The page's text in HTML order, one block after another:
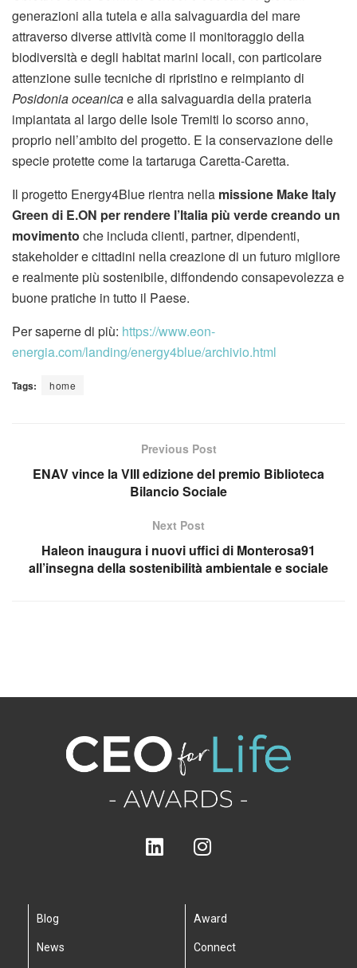
generazioni alla tutela e alla salvaguardia del mare
attraverso diverse attività come il monitoraggio della
biodiversità e degli habitat marini locali, con particolare
attenzione sulle tecniche di ripristino e reimpianto di
Posidonia oceanicae alla salvaguardia della prateria
impiantata al largo delle Isole Tremiti lo scorso anno,
proprio nell’ambito del progetto. E la conservazione delle
specie protette come la tartaruga Caretta-Caretta.
Il progetto Energy4Blue rientra nella missione Make Italy
Green di E.ON per rendere l’Italia più verde creando un
movimento che includa clienti, partner, dipendenti,
stakeholder e cittadini nella creazione di un futuro migliore
e realmente più sostenibile, diffondendo consapevolezza e
buone pratiche in tutto il Paese.
Per saperne di più: https://www.eon-
energia.com/landing/energy4blue/archivio.html
Tags: home
Previous Post
ENAV vince la VIII edizione del premio Biblioteca
Bilancio Sociale
Next Post
Haleon inaugura i nuovi uffici di Monterosa91
all’insegna della sostenibilità ambientale e sociale
Blog
News
Award
Connect